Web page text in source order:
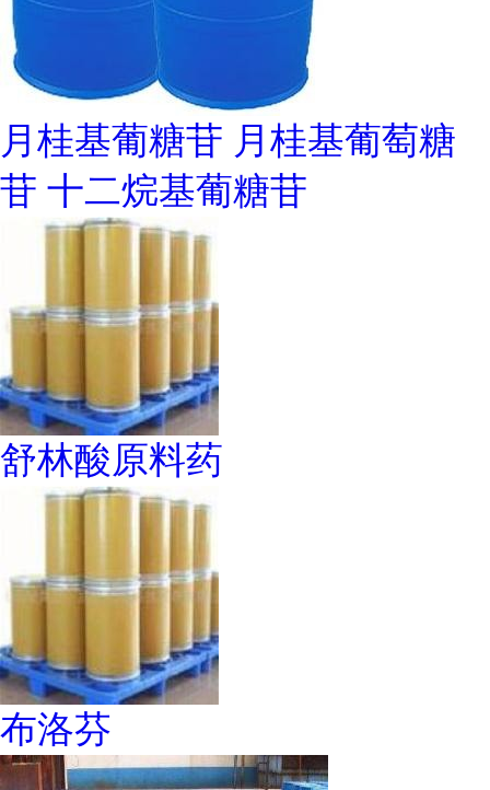
月桂基葡糖苷 月桂基葡萄糖
苷 十二烷基葡糖苷
舒林酸原料药
布洛芬